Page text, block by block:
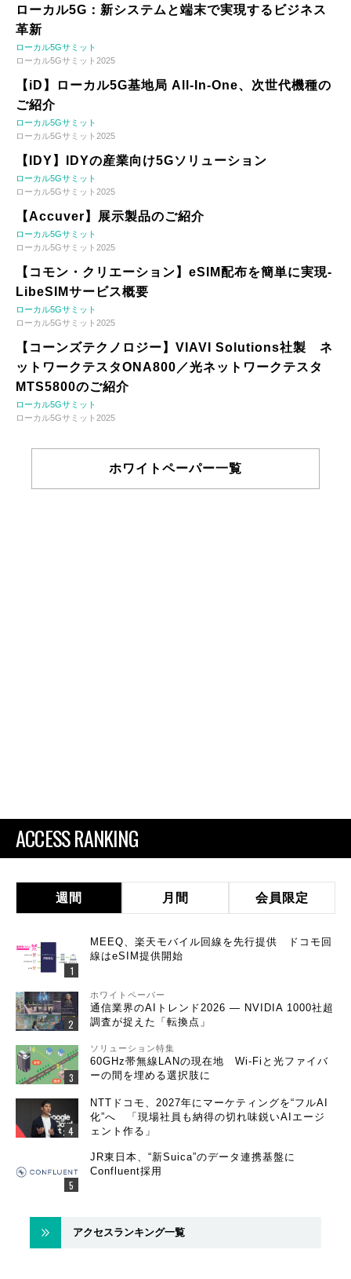
ローカル5G：新システムと端末で実現するビジネス
革新
ローカル5Gサミット
ローカル5Gサミット2025
【iD】ローカル5G基地局 All-In-One、次世代機種の
ご紹介
ローカル5Gサミット
ローカル5Gサミット2025
【IDY】IDYの産業向け5Gソリューション
ローカル5Gサミット
ローカル5Gサミット2025
【Accuver】展示製品のご紹介
ローカル5Gサミット
ローカル5Gサミット2025
【コモン・クリエーション】eSIM配布を簡単に実現-
LibeSIMサービス概要
ローカル5Gサミット
ローカル5Gサミット2025
【コーンズテクノロジー】VIAVI Solutions社製 ネ
ットワークテスタONA800／光ネットワークテスタ
MTS5800のご紹介
ローカル5Gサミット
ローカル5Gサミット2025
ホワイトペーパー一覧
ACCESS RANKING
週間 月間 会員限定
MEEQ、楽天モバイル回線を先行提供 ドコモ回
線はeSIM提供開始
ホワイトペーパー
通信業界のAIトレンド2026 ― NVIDIA 1000社超
調査が捉えた「転換点」
ソリューション特集
60GHz帯無線LANの現在地 Wi-Fiと光ファイバ
ーの間を埋める選択肢に
NTTドコモ、2027年にマーケティングを“フルAI
化”へ 「現場社員も納得の切れ味鋭いAIエージ
ェント作る」
JR東日本、“新Suica”のデータ連携基盤に
Confluent採用
アクセスランキング一覧